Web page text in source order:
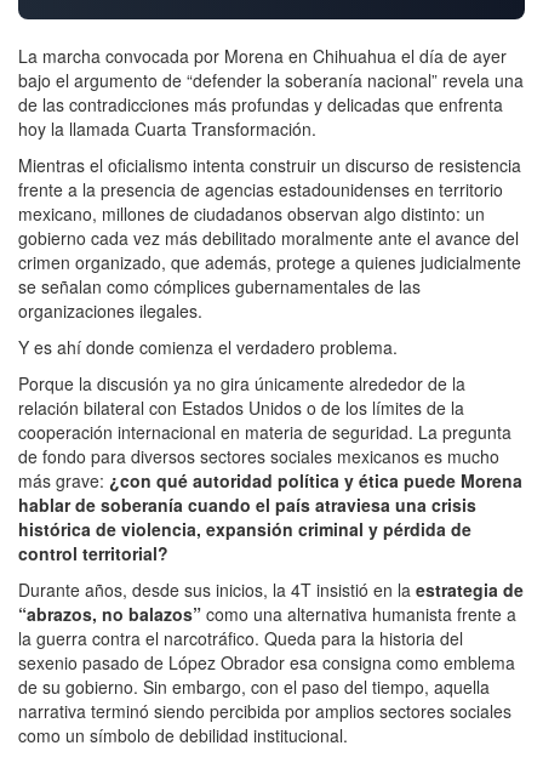
La marcha convocada por Morena en Chihuahua el día de ayer
bajo el argumento de “defender la soberanía nacional” revela una
de las contradicciones más profundas y delicadas que enfrenta
hoy la llamada Cuarta Transformación.
Mientras el oficialismo intenta construir un discurso de resistencia
frente a la presencia de agencias estadounidenses en territorio
mexicano, millones de ciudadanos observan algo distinto: un
gobierno cada vez más debilitado moralmente ante el avance del
crimen organizado, que además, protege a quienes judicialmente
se señalan como cómplices gubernamentales de las
organizaciones ilegales.
Y es ahí donde comienza el verdadero problema.
Porque la discusión ya no gira únicamente alrededor de la
relación bilateral con Estados Unidos o de los límites de la
cooperación internacional en materia de seguridad. La pregunta
de fondo para diversos sectores sociales mexicanos es mucho
más grave: ¿con qué autoridad política y ética puede Morena
hablar de soberanía cuando el país atraviesa una crisis
histórica de violencia, expansión criminal y pérdida de
control territorial?
Durante años, desde sus inicios, la 4T insistió en la estrategia de
“abrazos, no balazos” como una alternativa humanista frente a
la guerra contra el narcotráfico. Queda para la historia del
sexenio pasado de López Obrador esa consigna como emblema
de su gobierno. Sin embargo, con el paso del tiempo, aquella
narrativa terminó siendo percibida por amplios sectores sociales
como un símbolo de debilidad institucional.